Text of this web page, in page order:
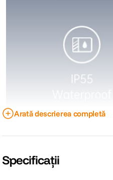
Arată descrierea completă
Specificații